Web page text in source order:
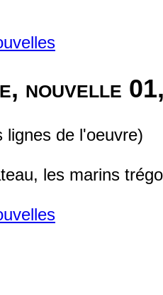
nouvelle
lignes de l'oeuvre)
les marins